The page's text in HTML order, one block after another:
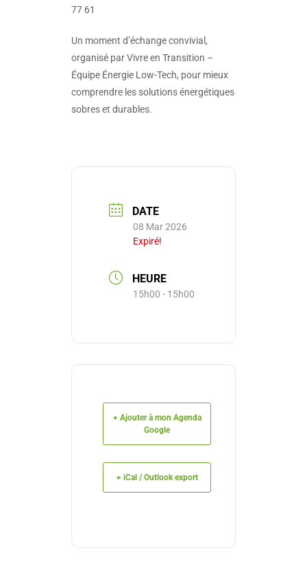
77 61
Un moment d’échange convivial,
organisé par Vivre en Transition –
Équipe Énergie Low-Tech, pour mieux
comprendre les solutions énergétiques
sobres et durables.
DATE
08 Mar 2026
Expiré!
HEURE
15h00 - 15h00
+ Ajouter à mon Agenda
Google
+ iCal / Outlook export